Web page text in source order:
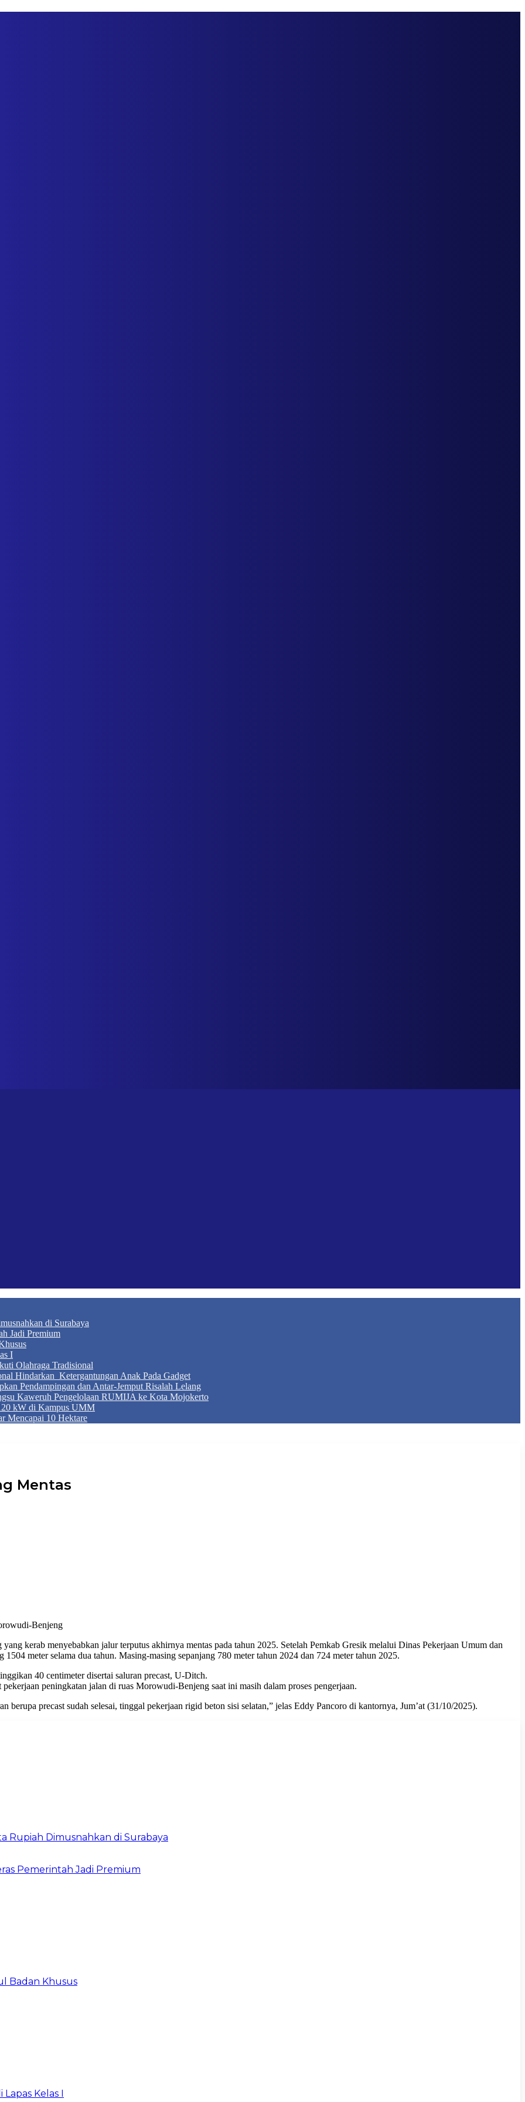
di Surabaya
Jadi Premium
I
Olahraga Tradisional
Hindarkan Ketergantungan Anak Pada Gadget
Pendampingan dan Antar-Jemput Risalah Lelang
Kaweruh Pengelolaan RUMIJA ke Kota Mojokerto
kW di Kampus UMM
Mencapai 10 Hektare
Mentas
Benjeng
kerab menyebabkan jalur terputus akhirnya mentas pada tahun 2025. Setelah Pemkab Gresik melalui Dinas Pekerjaan Umum dan
meter selama dua tahun. Masing-masing sepanjang 780 meter tahun 2024 dan 724 meter tahun 2025.
40 centimeter disertai saluran precast, U-Ditch.
peningkatan jalan di ruas Morowudi-Benjeng saat ini masih dalam proses pengerjaan.
berupa precast sudah selesai, tinggal pekerjaan rigid beton sisi selatan,” jelas Eddy Pancoro di kantornya, Jum’at (31/10/2025).
Rupiah Dimusnahkan di Surabaya
Pemerintah Jadi Premium
Badan Khusus
Kelas I